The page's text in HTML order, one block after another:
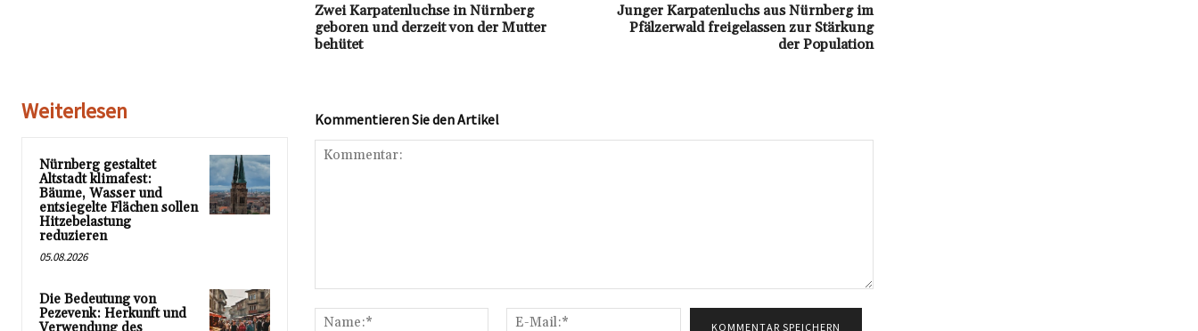
Zwei Karpatenluchse in Nürnberg
geboren und derzeit von der Mutter
behütet
Junger Karpatenluchs aus Nürnberg im
Pfälzerwald freigelassen zur Stärkung
der Population
Weiterlesen
Nürnberg gestaltet
Altstadt klimafest:
Bäume, Wasser und
entsiegelte Flächen sollen
Hitzebelastung
reduzieren
05.08.2026
Die Bedeutung von
Pezevenk: Herkunft und
Kommentieren Sie den Artikel
Name:*